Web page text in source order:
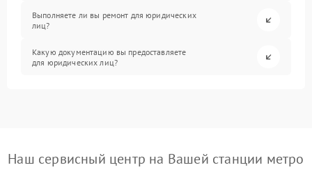
Выполняете ли вы ремонт для юридических
лиц?
Какую документацию вы предоставляете
для юридических лиц?
Наш сервисный центр на Вашей станции метро